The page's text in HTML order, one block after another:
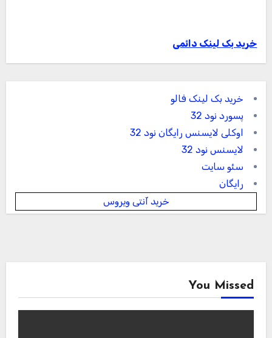
خرید بک لینک دائمی
خرید بک لینک فالو
پسورد نود 32
اوکلی لایسنس رایگان نود 32
لایسنس نود 32
سئو سایت
رایگان
خرید آنتی ویروس
You Missed